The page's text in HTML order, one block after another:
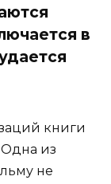
в
книги
Одна из
не